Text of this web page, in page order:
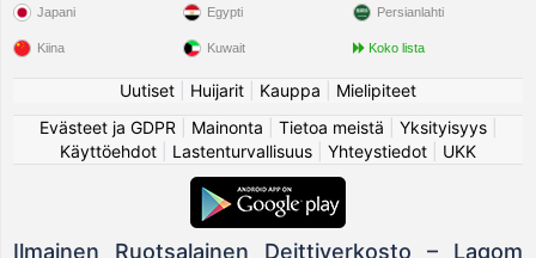
Japani
Kiina
Egypti
Kuwait
Persianlahti
Koko lista
Uutiset Huijarit Kauppa
Mielipiteet
Evästeet ja GDPR
Mainonta Tietoa meistä Yksityisyys|
Käyttöehdot
Lastenturvallisuus Yhteystiedot UKK
Ilmainen Ruotsalainen Deittiverkosto – Lagom